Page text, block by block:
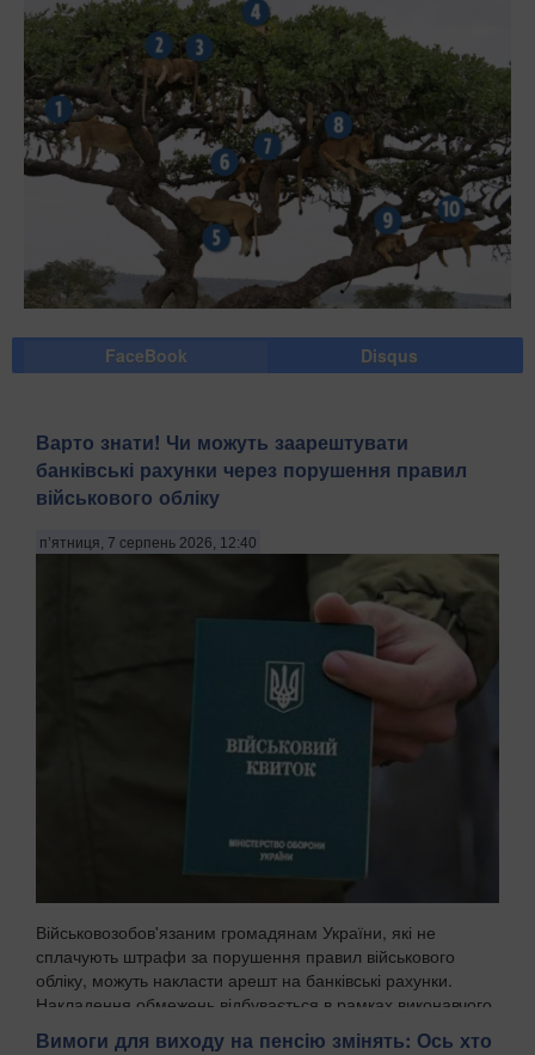
FaceBook Disqus
Варто знати! Чи можуть заарештувати
банківські рахунки через порушення правил
військового обліку
п’ятниця, 7 серпень 2026, 12:40
Військовозобов'язаним громадянам України, які не
сплачують штрафи за порушення правил військового
обліку, можуть накласти арешт на банківські рахунки.
Накладення обмежень відбувається в рамках виконавчого
провадження, і цей механізм уже закріплений у ч...
Вимоги для виходу на пенсію змінять: Ось хто